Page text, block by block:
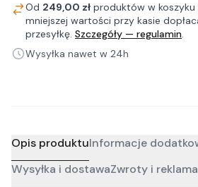
Od 249,00 zł produktów w
mniejszej wartości przy kasie
przesyłkę. Szczegóły — regulamin.
Wysyłka nawet w 24h
Opis produktuInformacje
Wysyłka i dostawaZwroty i